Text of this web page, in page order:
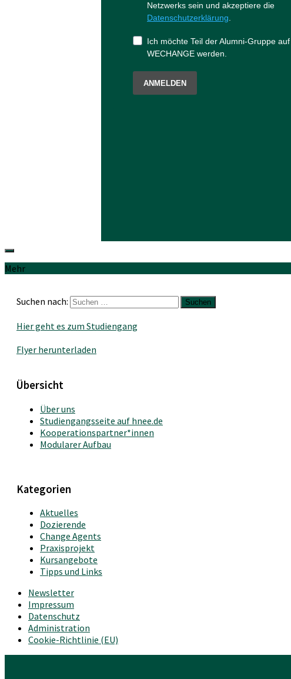
Mehr
Suchen nach:
Hier geht es zum Studiengang
Flyer herunterladen
Übersicht
Über uns
Studiengangsseite auf hnee.de
Kooperationspartner*innen
Modularer Aufbau
Kategorien
Aktuelles
Dozierende
Change Agents
Praxisprojekt
Kursangebote
Tipps und Links
Newsletter
Impressum
Datenschutz
Administration
Cookie-Richtlinie (EU)